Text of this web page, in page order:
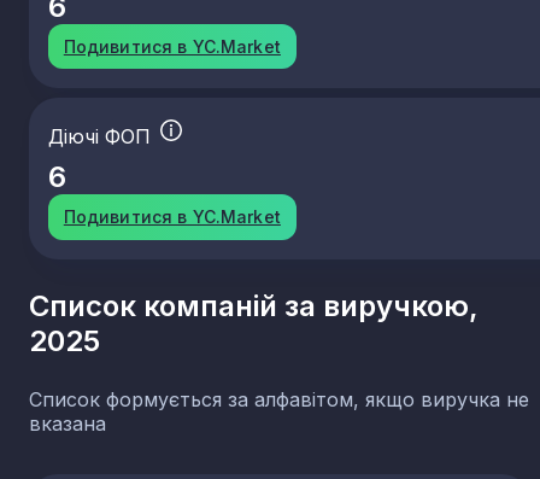
Подивитися в YC.Market
Діючі ФОП
6
Подивитися в YC.Market
Список компаній за виручкою,
2025
Список формується за алфавітом, якщо виручка не
вказана